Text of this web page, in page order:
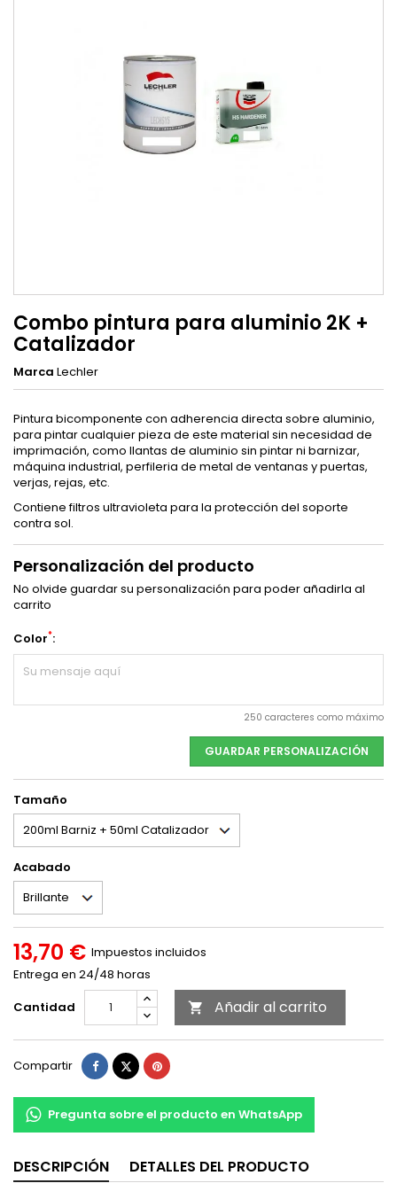
Combo pintura para aluminio 2K +
Catalizador
Marca Lechler
Pintura bicomponente con adherencia directa sobre aluminio,
para pintar cualquier pieza de este material sin necesidad de
imprimación, como llantas de aluminio sin pintar ni barnizar,
máquina industrial, perfileria de metal de ventanas y puertas,
verjas, rejas, etc.
Contiene filtros ultravioleta para la protección del soporte
contra sol.
Personalización del producto
No olvide guardar su personalización para poder añadirla al
carrito
Color*:
250 caracteres como máximo
GUARDAR PERSONALIZACIÓN
Tamaño
Acabado
13,70 € Impuestos incluidos
Entrega en 24/48 horas
Cantidad
 Añadir al carrito
Compartir Compartir
TuitearPinterest
Pregunta sobre el producto en WhatsApp
DESCRIPCIÓN DETALLES DEL PRODUCTO